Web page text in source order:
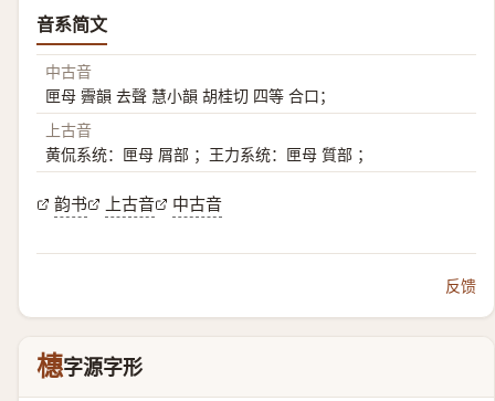
音系简文
中古音
匣母 霽韻 去聲 慧小韻 胡桂切 四等 合口；
上古音
黄侃系统：匣母 屑部 ；王力系统：匣母 質部 ；
韵书 上古音 中古音
反馈
橞字源字形